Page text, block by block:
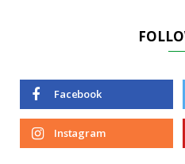
Facebook
Instagram